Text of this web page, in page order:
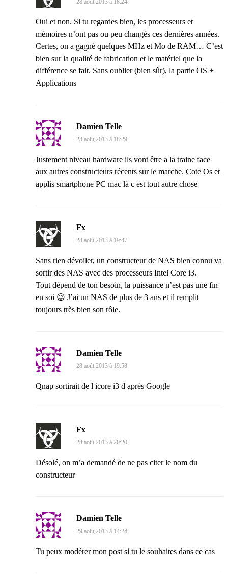
28 août 2013 à 18:24
Oui et non. Si tu regardes bien, les processeurs et
mémoires n’ont pas ou peu changés ces dernières années.
Certes, on a gagné quelques MHz et Mo de RAM… C’est
bien sur la qualité de fabrication et le matériel que la
différence se fait. Sans oublier (bien sûr), la partie OS +
Applications
Damien Telle
28 août 2013 à 18:29
Justement niveau hardware ils vont être a la traine face
aux autres constructeurs récents sur le marche. Cote Os et
applis smartphone PC mac là c est tout autre chose
Fx
28 août 2013 à 19:47
Sans rien dévoiler, un constructeur de NAS bien connu va
sortir des NAS avec des processeurs Intel Core i3.
Tout dépend de ton besoin, la puissance n’est pas une fin
en soi 😉 J’ai un NAS de plus de 3 ans et il remplit
toujours très bien son rôle.
Damien Telle
28 août 2013 à 19:58
Qnap sortirait de l icore i3 d après Google
Fx
28 août 2013 à 20:20
Désolé, on m’a demandé de ne pas citer le nom du
constructeur
Damien Telle
29 août 2013 à 14:24
Tu peux modérer mon post si tu le souhaites dans ce cas